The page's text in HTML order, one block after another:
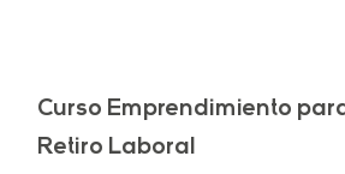
Curso Emprendimiento
Retiro Laboral